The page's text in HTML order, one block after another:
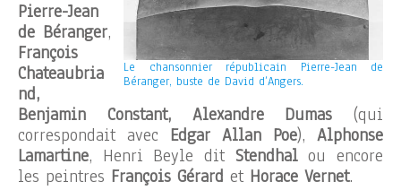
Le chansonnier républicain Pierre-Jean de
Béranger, buste de David d’Angers.
Pierre-Jean
de Béranger,
François
Chateaubria
nd,
Benjamin Constant, Alexandre Dumas (qui
correspondait avec Edgar Allan Poe), Alphonse
Lamartine, Henri Beyle dit Stendhalou encore
les peintres François Gérard et Horace Vernet.